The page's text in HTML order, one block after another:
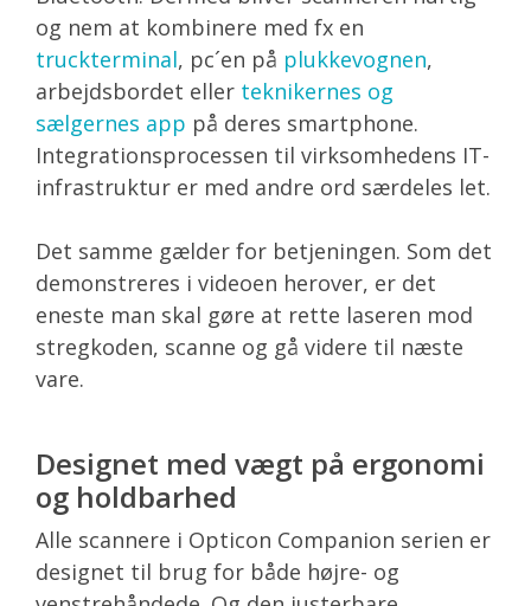
og nem at kombinere med fx en
truckterminal, pc´en på plukkevognen,
arbejdsbordet eller teknikernes og
sælgernes app på deres smartphone.
Integrationsprocessen til virksomhedens IT-
infrastruktur er med andre ord særdeles let.
Det samme gælder for betjeningen. Som det
demonstreres i videoen herover, er det
eneste man skal gøre at rette laseren mod
stregkoden, scanne og gå videre til næste
vare.
Designet med vægt på ergonomi
og holdbarhed
Alle scannere i Opticon Companion serien er
designet til brug for både højre- og